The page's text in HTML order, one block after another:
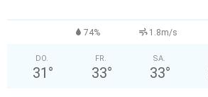
74% 1.8m/s
DO.
31 °
FR.
33°
SA.
33°